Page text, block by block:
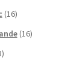
(16)
(16)